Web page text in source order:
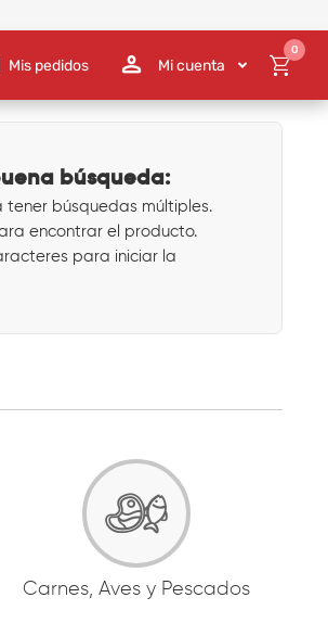
Mis pedidos Mi cuenta
0
búsqueda:
tener búsquedas múltiples.
encontrar el producto.
para iniciar la
Carnes, Aves y Pescados